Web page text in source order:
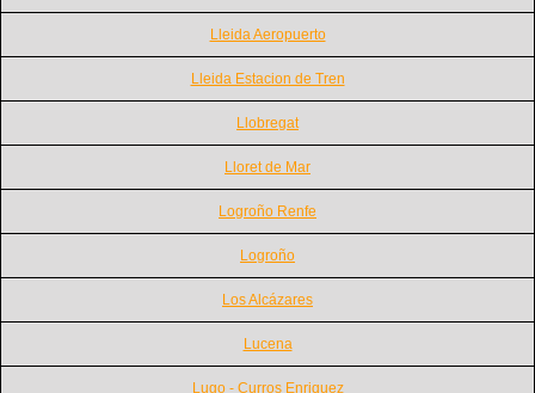
Lleida Aeropuerto
Lleida Estacion de Tren
Llobregat
Lloret de Mar
Logroño Renfe
Logroño
Los Alcázares
Lucena
Lugo - Curros Enriquez